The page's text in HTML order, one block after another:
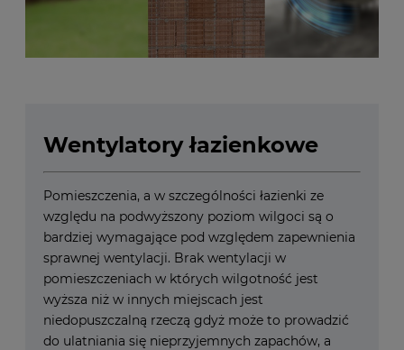
Wentylatory łazienkowe
Pomieszczenia, a w szczególności łazienki ze
względu na podwyższony poziom wilgoci są o
bardziej wymagające pod względem zapewnienia
sprawnej wentylacji. Brak wentylacji w
pomieszczeniach w których wilgotność jest
wyższa niż w innych miejscach jest
niedopuszczalną rzeczą gdyż może to prowadzić
do ulatniania się nieprzyjemnych zapachów, a